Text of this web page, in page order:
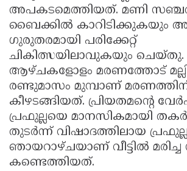
അപകടമെത്തിയത്. മണി
ബൈക്കിൽ കാറിടിക്കുകയും
ഗുരുതരമായി പരിക്കേറ്റ്
ചികിത്സയിലാവുകയും ചെയ്തു.
ആഴ്ചകളോളം മരണത്തോട്
രണ്ടുമാസം മുമ്പാണ്
കീഴടങ്ങിയത്. പ്രിയതമൻ്റെ
പ്രഫുല്ലയെ മാനസികമായി
തുടർന്ന് വിഷാദത്തിലായ
ഞായറാഴ്ചയാണ് വീട്ടിൽ
കണ്ടെത്തിയത്.